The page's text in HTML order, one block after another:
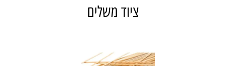
ציוד משלים